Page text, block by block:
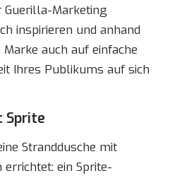
Guerilla-Marketing
inspirieren und anhand
auch auf einfache
Ihres Publikums auf sich
Sprite
Stranddusche mit
ein Sprite-